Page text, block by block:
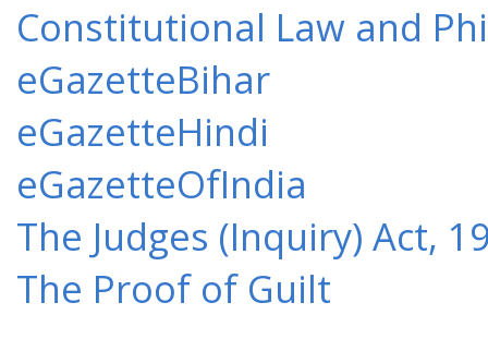
Constitutional Law and
eGazetteBihar
eGazetteHindi
eGazetteOfIndia
The Judges (Inquiry) Act,
The Proof of Guilt